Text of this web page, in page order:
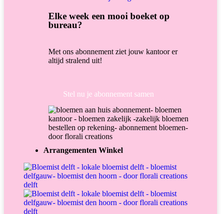
Elke week een mooi boeket op
bureau?
Met ons abonnement ziet jouw kantoor er
altijd stralend uit!
Stel nu je abonnement samen
Arrangementen Winkel